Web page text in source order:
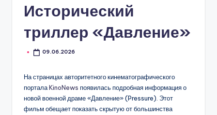
Исторический
триллер «Давление»
09.06.2026
На страницах авторитетного кинематографического
порталаKinoNews появилась подробная информация о
новой военной драме «Давление» (Pressure). Этот
фильм обещает показать скрытую от большинства